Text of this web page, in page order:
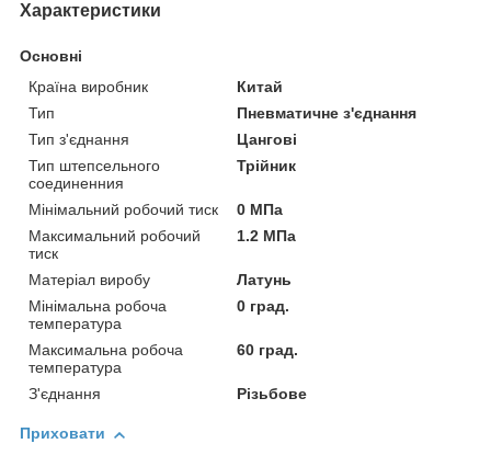
Характеристики
Основні
Країна виробник
Китай
Тип
Пневматичне з'єднання
Тип з'єднання
Цангові
Тип штепсельного
соединенния
Трійник
Мінімальний робочий тиск
0 МПа
Максимальний робочий
тиск
1.2 МПа
Матеріал виробу
Латунь
Мінімальна робоча
температура
0 град.
Максимальна робоча
температура
60 град.
З'єднання Різьбове
Приховати